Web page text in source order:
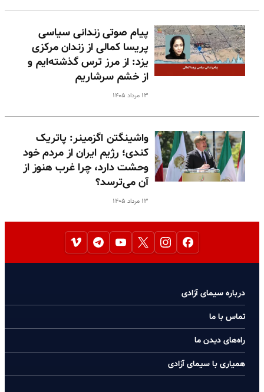
پیام صوتی زندانی سیاسی
پریسا کمالی از زندان مرکزی
یزد: از مرز ترس گذشته‌ایم و
از خشم سرشاریم
۱۳ مرداد ۱۴۰۵
واشینگتن اگزمینر: پاتریک
کندی؛ رژیم ایران از مردم خود
وحشت دارد، چرا غرب هنوز از
آن می‌ترسد؟
۱۳ مرداد ۱۴۰۵
درباره سیمای آزادی
تماس با ما
راه‌های دیدن ما
همیاری با سیمای آزادی